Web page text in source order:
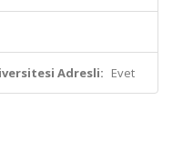
Adresli: Evet